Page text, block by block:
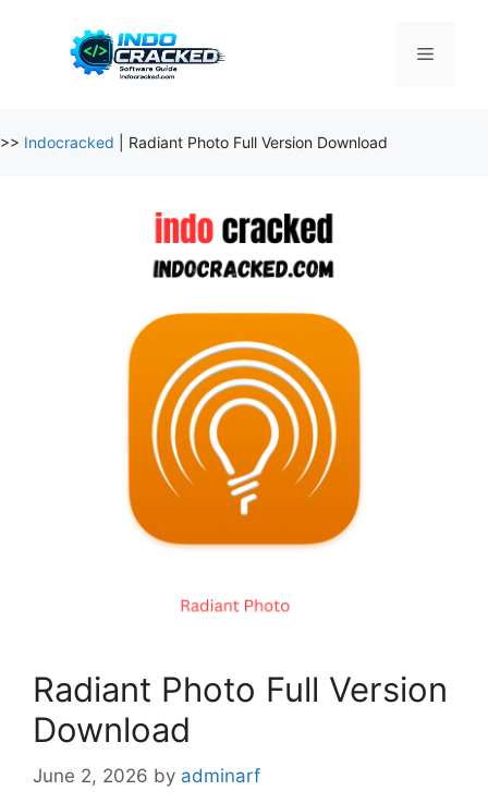
Menu
>> Indocracked Radiant Photo Full Version Download
Radiant Photo Full Version
Download
June 2, 2026 by adminarf